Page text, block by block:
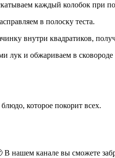
каждый колобок при
в полоску теста.
внутри квадратиков,
лук и обжариваем в
которое покорит всех.
нашем канале вы сможете